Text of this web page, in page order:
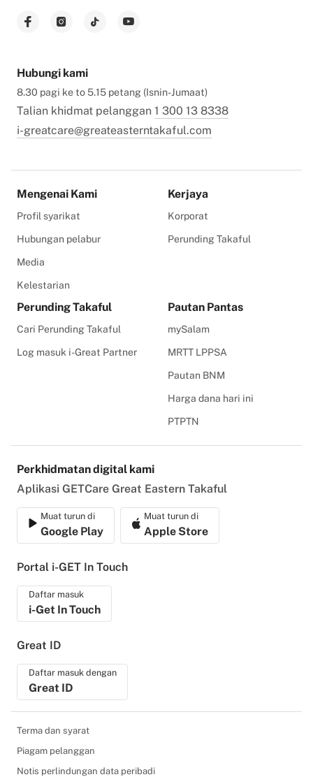
Hubungi kami
8.30 pagi ke to 5.15 petang (Isnin-Jumaat)
Talian khidmat pelanggan 1 300 13 8338
i-greatcare@greateasterntakaful.com
Mengenai Kami
Profil syarikat
Hubungan pelabur
Media
Kelestarian
Kerjaya
Korporat
Perunding Takaful
Perunding Takaful
Cari Perunding Takaful
Log masuk i-Great Partner
Pautan Pantas
mySalam
MRTT LPPSA
Pautan BNM
Harga dana hari ini
PTPTN
Perkhidmatan digital kami
Aplikasi GETCare Great Eastern Takaful
Muat turun di
Google Play
Muat turun di
Apple Store
Portal i-GET In Touch
Daftar masuk
i-Get In Touch
Great ID
Daftar masuk dengan
Great ID
Terma dan syarat
Piagam pelanggan
Notis perlindungan data peribadi